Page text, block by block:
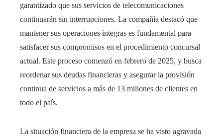
garantizado que sus servicios de telecomunicaciones
continuarán sin interrupciones. La compañía destacó que
mantener sus operaciones íntegras es fundamental para
satisfacer sus compromisos en el procedimiento concursal
actual. Este proceso comenzó en febrero de 2025, y busca
reordenar sus deudas financieras y asegurar la provisión
continua de servicios a más de 13 millones de clientes en
todo el país.
La situación financiera de la empresa se ha visto agravada